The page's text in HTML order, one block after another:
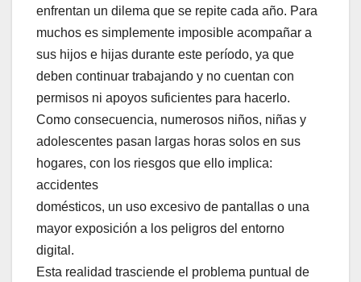
enfrentan un dilema que se repite cada año. Para
muchos es simplemente imposible acompañar a
sus hijos e hijas durante este período, ya que
deben continuar trabajando y no cuentan con
permisos ni apoyos suficientes para hacerlo.
Como consecuencia, numerosos niños, niñas y
adolescentes pasan largas horas solos en sus
hogares, con los riesgos que ello implica:
accidentes
domésticos, un uso excesivo de pantallas o una
mayor exposición a los peligros del entorno
digital.
Esta realidad trasciende el problema puntual de